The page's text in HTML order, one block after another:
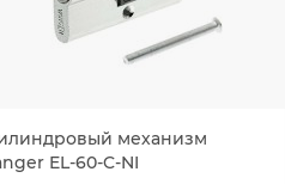
механизм
EL-60-C-NI